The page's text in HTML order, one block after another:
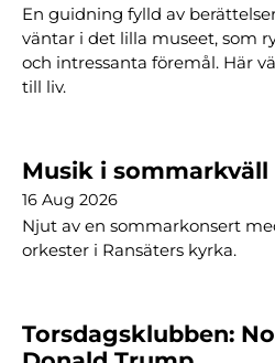
En guidning fylld av
väntar i det lilla museet, som
och intressanta föremål. Här
till liv.
Musik i sommarkväll
16 Aug 2026
Njut av en sommarkonsert
orkester i Ransäters kyrka.
Torsdagsklubben: